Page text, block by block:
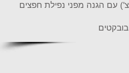
עם הגנה מפני נפילת חפצים